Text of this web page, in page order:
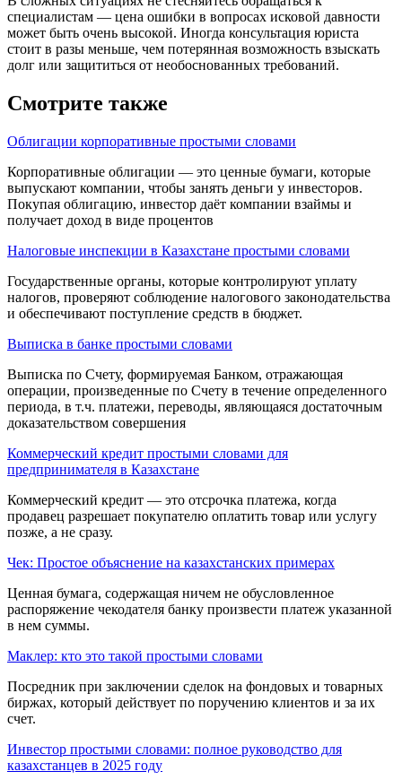
специалистам — цена ошибки в вопросах исковой давности
может быть очень высокой. Иногда консультация юриста
стоит в разы меньше, чем потерянная возможность взыскать
долг или защититься от необоснованных требований.
Смотрите также
Облигации корпоративные простыми словами
Корпоративные облигации — это ценные бумаги, которые
выпускают компании, чтобы занять деньги у инвесторов.
Покупая облигацию, инвестор даёт компании взаймы и
получает доход в виде процентов
Налоговые инспекции в Казахстане простыми словами
Государственные органы, которые контролируют уплату
налогов, проверяют соблюдение налогового законодательства
и обеспечивают поступление средств в бюджет.
Выписка в банке простыми словами
Выписка по Счету, формируемая Банком, отражающая
операции, произведенные по Счету в течение определенного
периода, в т.ч. платежи, переводы, являющаяся достаточным
доказательством совершения
Коммерческий кредит простыми словами для
предпринимателя в Казахстане
Коммерческий кредит — это отсрочка платежа, когда
продавец разрешает покупателю оплатить товар или услугу
позже, а не сразу.
Чек: Простое объяснение на казахстанских примерах
Ценная бумага, содержащая ничем не обусловленное
распоряжение чекодателя банку произвести платеж указанной
в нем суммы.
Маклер: кто это такой простыми словами
Посредник при заключении сделок на фондовых и товарных
биржах, который дей­ствует по поручению клиентов и за их
счет.
Инвестор простыми словами: полное руководство для
казахстанцев в 2025 году